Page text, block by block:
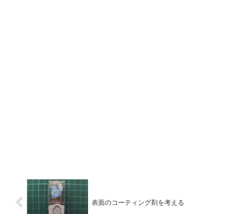
表面のコーティング剤を考える